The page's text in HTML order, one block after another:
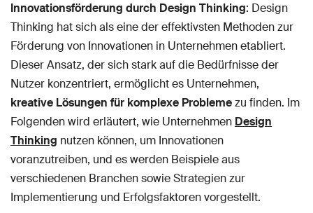
Innovationsförderung durch Design Thinking: Design
Thinking hat sich als eine der effektivsten Methoden zur
Förderung von Innovationen in Unternehmen etabliert.
Dieser Ansatz, der sich stark auf die Bedürfnisse der
Nutzer konzentriert, ermöglicht es Unternehmen,
kreative Lösungen für komplexe Problemezu finden. Im
Folgenden wird erläutert, wie Unternehmen Design
Thinking nutzen können, um Innovationen
voranzutreiben, und es werden Beispiele aus
verschiedenen Branchen sowie Strategien zur
Implementierung und Erfolgsfaktoren vorgestellt.